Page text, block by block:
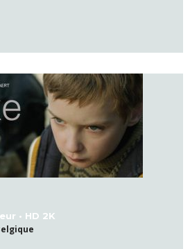
• HD 2K